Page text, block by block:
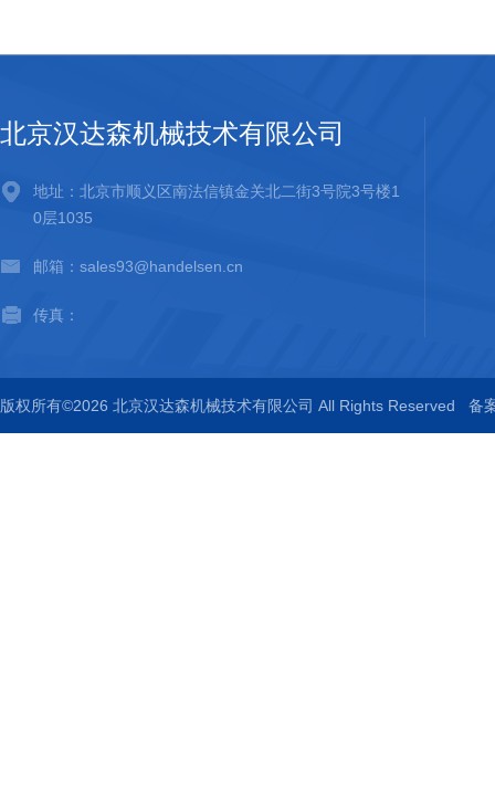
北京汉达森机械技术有限公司
地址：北京市顺义区南法信镇金关北二街3号院3号楼1
0层1035
邮箱：sales93@handelsen.cn
传真：
版权所有©2026 北京汉达森机械技术有限公司 All Rights Reserved 备